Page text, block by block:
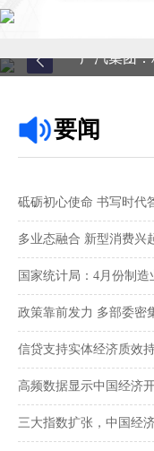
关于中心
县域服务
案例中心
联系我们
在线留言
广汽集团
要闻
砥砺初心使命 书写时
立105周年
多业态融合 新型消费兴
国家统计局：4月份制造
政策靠前发力 多部委密
信贷支持实体经济质效
高频数据显示中国经济
三大指数扩张，中国经